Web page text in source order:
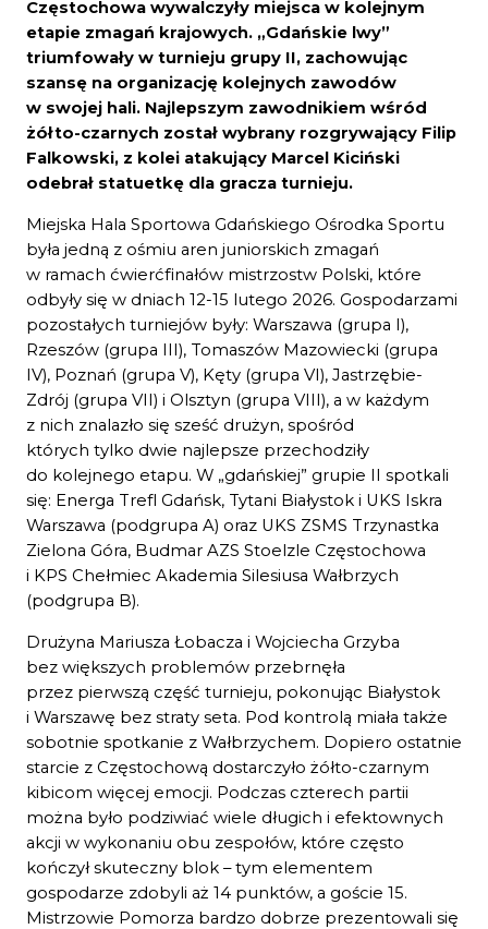
Częstochowa wywalczyły miejsca w kolejnym
etapie zmagań krajowych. „Gdańskie lwy”
triumfowały w turnieju grupy II, zachowując
szansę na organizację kolejnych zawodów
w swojej hali. Najlepszym zawodnikiem wśród
żółto-czarnych został wybrany rozgrywający Filip
Falkowski, z kolei atakujący Marcel Kiciński
odebrał statuetkę dla gracza turnieju.
Miejska Hala Sportowa Gdańskiego Ośrodka Sportu
była jedną z ośmiu aren juniorskich zmagań
w ramach ćwierćfinałów mistrzostw Polski, które
odbyły się w dniach 12-15 lutego 2026. Gospodarzami
pozostałych turniejów były: Warszawa (grupa I),
Rzeszów (grupa III), Tomaszów Mazowiecki (grupa
IV), Poznań (grupa V), Kęty (grupa VI), Jastrzębie-
Zdrój (grupa VII) i Olsztyn (grupa VIII), a w każdym
z nich znalazło się sześć drużyn, spośród
których tylko dwie najlepsze przechodziły
do kolejnego etapu. W „gdańskiej” grupie II spotkali
się: Energa Trefl Gdańsk, Tytani Białystok i UKS Iskra
Warszawa (podgrupa A) oraz UKS ZSMS Trzynastka
Zielona Góra, Budmar AZS Stoelzle Częstochowa
i KPS Chełmiec Akademia Silesiusa Wałbrzych
(podgrupa B).
Drużyna Mariusza Łobacza i Wojciecha Grzyba
bez większych problemów przebrnęła
przez pierwszą część turnieju, pokonując Białystok
i Warszawę bez straty seta. Pod kontrolą miała także
sobotnie spotkanie z Wałbrzychem. Dopiero ostatnie
starcie z Częstochową dostarczyło żółto-czarnym
kibicom więcej emocji. Podczas czterech partii
można było podziwiać wiele długich i efektownych
akcji w wykonaniu obu zespołów, które często
kończył skuteczny blok – tym elementem
gospodarze zdobyli aż 14 punktów, a goście 15.
Mistrzowie Pomorza bardzo dobrze prezentowali się